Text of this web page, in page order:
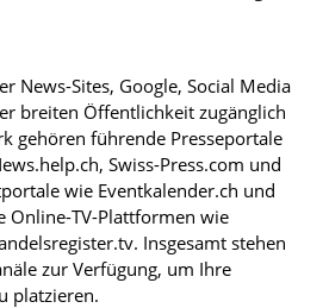
News-Sites, Google, Social Media
breiten Öffentlichkeit zugänglich
gehören führende Presseportale
Swiss-Press.com und
wie Eventkalender.ch und
Online-TV-Plattformen wie
Insgesamt stehen
zur Verfügung, um Ihre
platzieren.